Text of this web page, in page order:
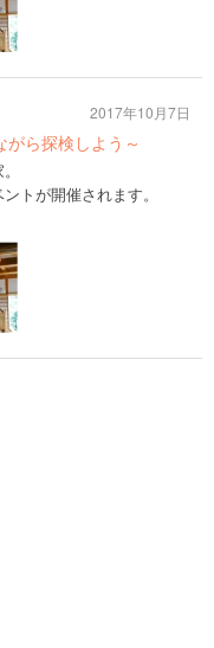
ら探検しよう～
トが開催されます。
2017年10月7日